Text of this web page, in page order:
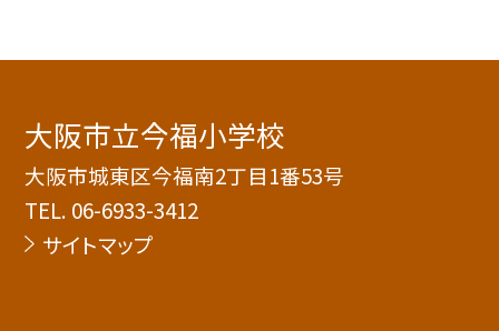
大阪市立今福小学校
大阪市城東区今福南2丁目1番53号
TEL. 06-6933-3412
サイトマップ